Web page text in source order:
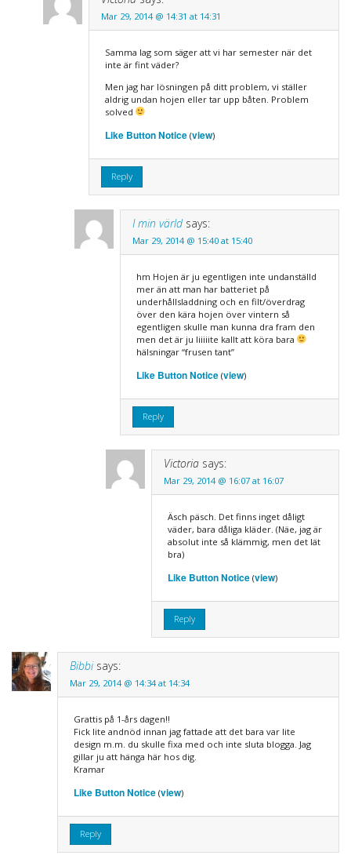
Mar 29, 2014 @ 14:31 at 14:31
Samma lag som säger att vi har semester när det
inte är fint väder?
Men jag har lösningen på ditt problem, vi ställer
aldrig undan hojen eller tar upp båten. Problem
solved
Like Button Notice(view)
Reply
I min värld says:
Mar 29, 2014 @ 15:40 at 15:40
hm Hojen är ju egentligen inte undanställd
mer än att man har batteriet på
underhållsladdning och en filt/överdrag
över den kära hojen över vintern så
egentligen skulle man kunna dra fram den
men det är ju liiiiite kallt att köra bara
hälsningar “frusen tant”
Like Button Notice(view)
Reply
Victoria says:
Mar 29, 2014 @ 16:07 at 16:07
Äsch päsch. Det finns inget dåligt
väder, bara dåliga kläder. (Näe, jag är
absolut inte så klämmig, men det lät
bra)
Like Button Notice(view)
Reply
Bibbi says:
Mar 29, 2014 @ 14:34 at 14:34
Grattis på 1-års dagen!!
Fick lite andnöd innan jag fattade att det bara var lite
design m.m. du skulle fixa med och inte sluta blogga. Jag
gillar ju att hänga här hos dig.
Kramar
Like Button Notice(view)
Reply